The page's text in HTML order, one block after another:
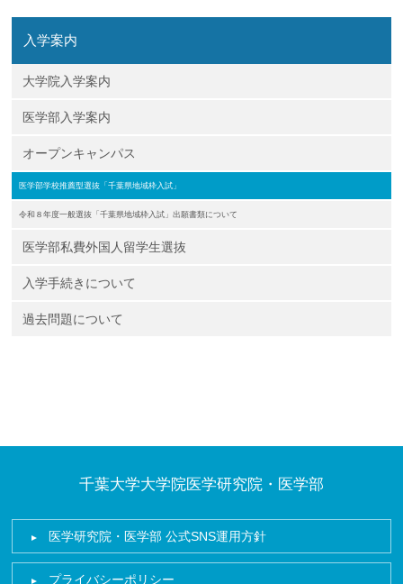
入学案内
大学院入学案内
医学部入学案内
オープンキャンパス
医学部学校推薦型選抜「千葉県地域枠入試」
令和８年度一般選抜「千葉県地域枠入試」出願書類について
医学部私費外国人留学生選抜
入学手続きについて
過去問題について
千葉大学大学院医学研究院・医学部
医学研究院・医学部 公式SNS運用方針
プライバシーポリシー